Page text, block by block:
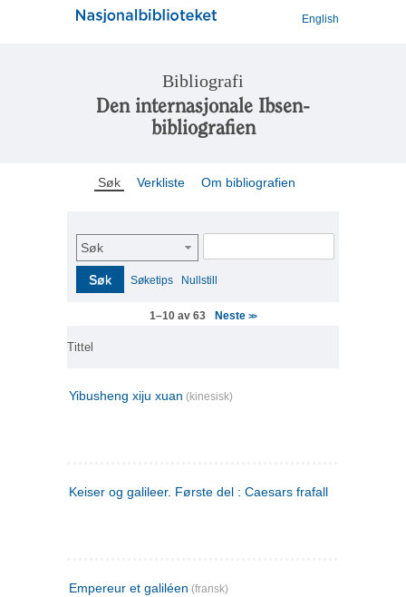
English
Bibliografi
Den internasjonale Ibsen-
bibliografien
Søk Verkliste Om bibliografien
Søk
Søk Søketips Nullstill
1–10 av 63 Neste>>
Tittel
Yibusheng xiju xuan (kinesisk)
Keiser og galileer. Første del : Caesars frafall
Empereur et galiléen (fransk)